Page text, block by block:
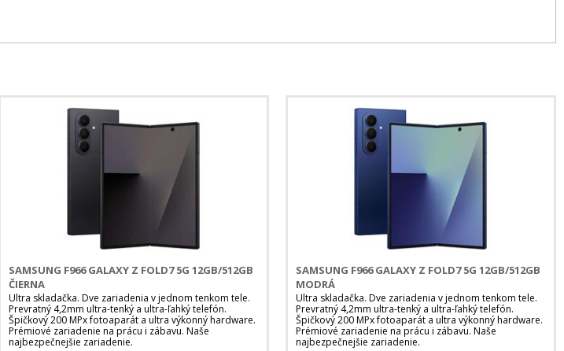
SAMSUNG F966 GALAXY Z FOLD7 5G 12GB/512GB
ČIERNA
Ultra skladačka. Dve zariadenia v jednom tenkom tele.
Prevratný 4,2mm ultra-tenký a ultra-ľahký telefón.
Špičkový 200 MPx fotoaparát a ultra výkonný hardware.
Prémiové zariadenie na prácu i zábavu. Naše
najbezpečnejšie zariadenie.
SAMSUNG F966 GALAXY Z FOLD7 5G 12GB/512GB
MODRÁ
Ultra skladačka. Dve zariadenia v jednom tenkom tele.
Prevratný 4,2mm ultra-tenký a ultra-ľahký telefón.
Špičkový 200 MPx fotoaparát a ultra výkonný hardware.
Prémiové zariadenie na prácu i zábavu. Naše
najbezpečnejšie zariadenie.